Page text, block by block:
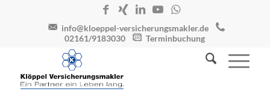
info@kloeppel-versicherungsmakler.de
02161/9183030
Terminbuchung